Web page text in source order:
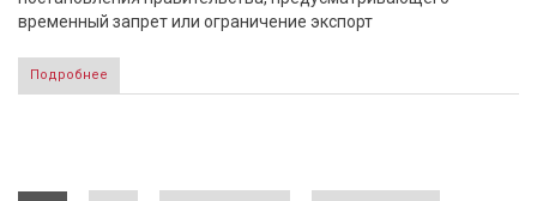
временный запрет или ограничение экспорт
Подробнее
Страницы